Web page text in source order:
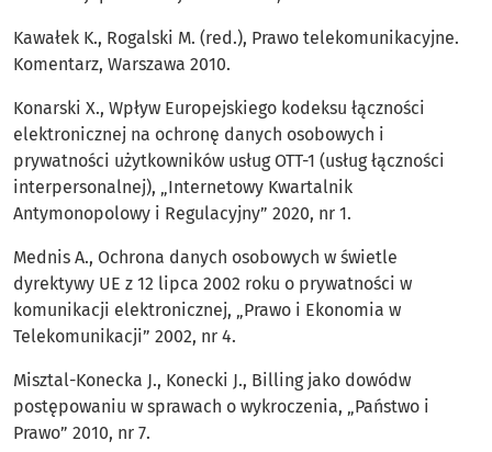
Kawałek K., Rogalski M. (red.), Prawo telekomunikacyjne.
Komentarz, Warszawa 2010.
Konarski X., Wpływ Europejskiego kodeksu łączności
elektronicznej na ochronę danych osobowych i
prywatności użytkowników usług OTT-1 (usług łączności
interpersonalnej), „Internetowy Kwartalnik
Antymonopolowy i Regulacyjny” 2020, nr 1.
Mednis A., Ochrona danych osobowych w świetle
dyrektywy UE z 12 lipca 2002 roku o prywatności w
komunikacji elektronicznej, „Prawo i Ekonomia w
Telekomunikacji” 2002, nr 4.
Misztal-Konecka J., Konecki J., Billing jako dowódw
postępowaniu w sprawach o wykroczenia, „Państwo i
Prawo” 2010, nr 7.